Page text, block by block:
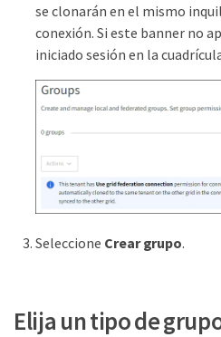
se clonarán en el mismo
conexión. Si este banner no
iniciado sesión en la
Seleccione Crear grupo.
Elija un tipo de